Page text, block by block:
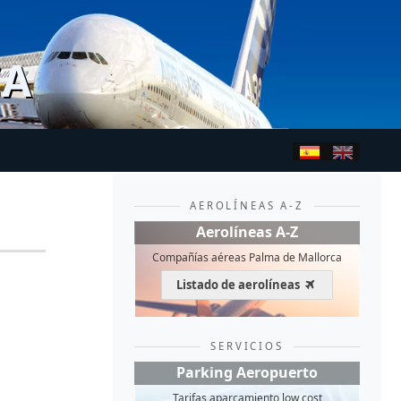
AEROLÍNEAS A-Z
Aerolíneas A-Z
Compañías aéreas Palma de Mallorca
Listado de aerolíneas
SERVICIOS
Parking Aeropuerto
Tarifas aparcamiento low cost